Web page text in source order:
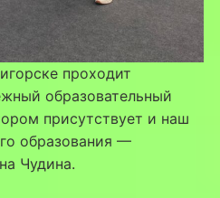
проходит
образовательный
присутствует и наш
образования —
Чудина.